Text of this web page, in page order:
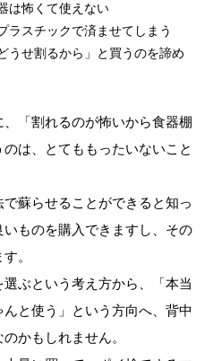
は怖くて使えない
ラスチックで済ませてしまう
うせ割るから」と買うのを諦め
「割れるのが怖いから食器棚
は、とてももったいないこと
蘇らせることができると知っ
ものを購入できますし、その
。
選ぶという考え方から、「本当
と使う」という方向へ、背中
かもしれません。